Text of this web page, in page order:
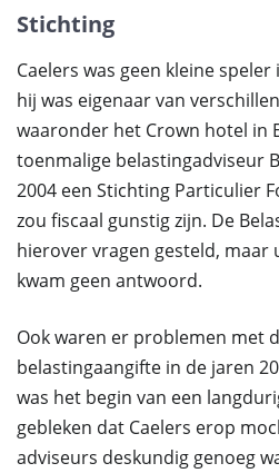
Stichting
Caelers was geen kleine
hij was eigenaar van
waaronder het Crown hotel in
toenmalige belastingadviseur
2004 een Stichting Particulier
zou fiscaal gunstig zijn. De
hierover vragen gesteld, maar
kwam geen antwoord.
Ook waren er problemen met
belastingaangifte in de jaren
was het begin van een
gebleken dat Caelers erop
adviseurs deskundig genoeg